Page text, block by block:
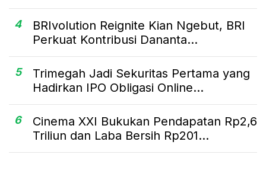
4
BRIvolution Reignite Kian Ngebut, BRI
Perkuat Kontribusi Dananta...
5
Trimegah Jadi Sekuritas Pertama yang
Hadirkan IPO Obligasi Online...
6
Cinema XXI Bukukan Pendapatan Rp2,6
Triliun dan Laba Bersih Rp201...